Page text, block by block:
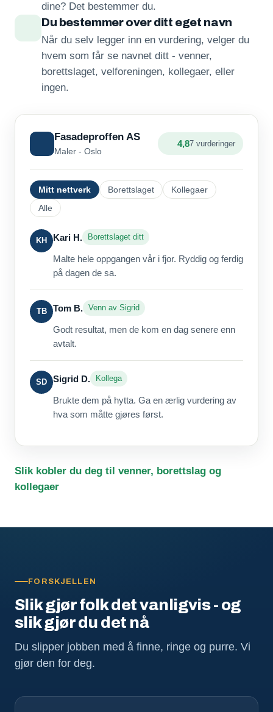
dine? Det bestemmer du.
Du bestemmer over ditt eget navn
Når du selv legger inn en vurdering, velger du
hvem som får se navnet ditt - venner,
borettslaget, velforeningen, kollegaer, eller
ingen.
Fasadeproffen AS
Maler - Oslo
4,87 vurderinger
Mitt nettverk Borettslaget
Kollegaer
Alle
KH Kari H. Borettslaget ditt
Malte hele oppgangen vår i fjor. Ryddig og ferdig
på dagen de sa.
TB Tom B. Venn av Sigrid
Godt resultat, men de kom en dag senere enn
avtalt.
SD Sigrid D. Kollega
Brukte dem på hytta. Ga en ærlig vurdering av
hva som måtte gjøres først.
Slik kobler du deg til venner, borettslag og
kollegaer
FORSKJELLEN
Slik gjør folk det vanligvis - og
slik gjør du det nå
Du slipper jobben med å finne, ringe og purre. Vi
gjør den for deg.